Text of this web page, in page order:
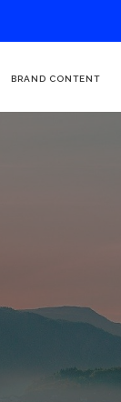
BRAND CONTENT